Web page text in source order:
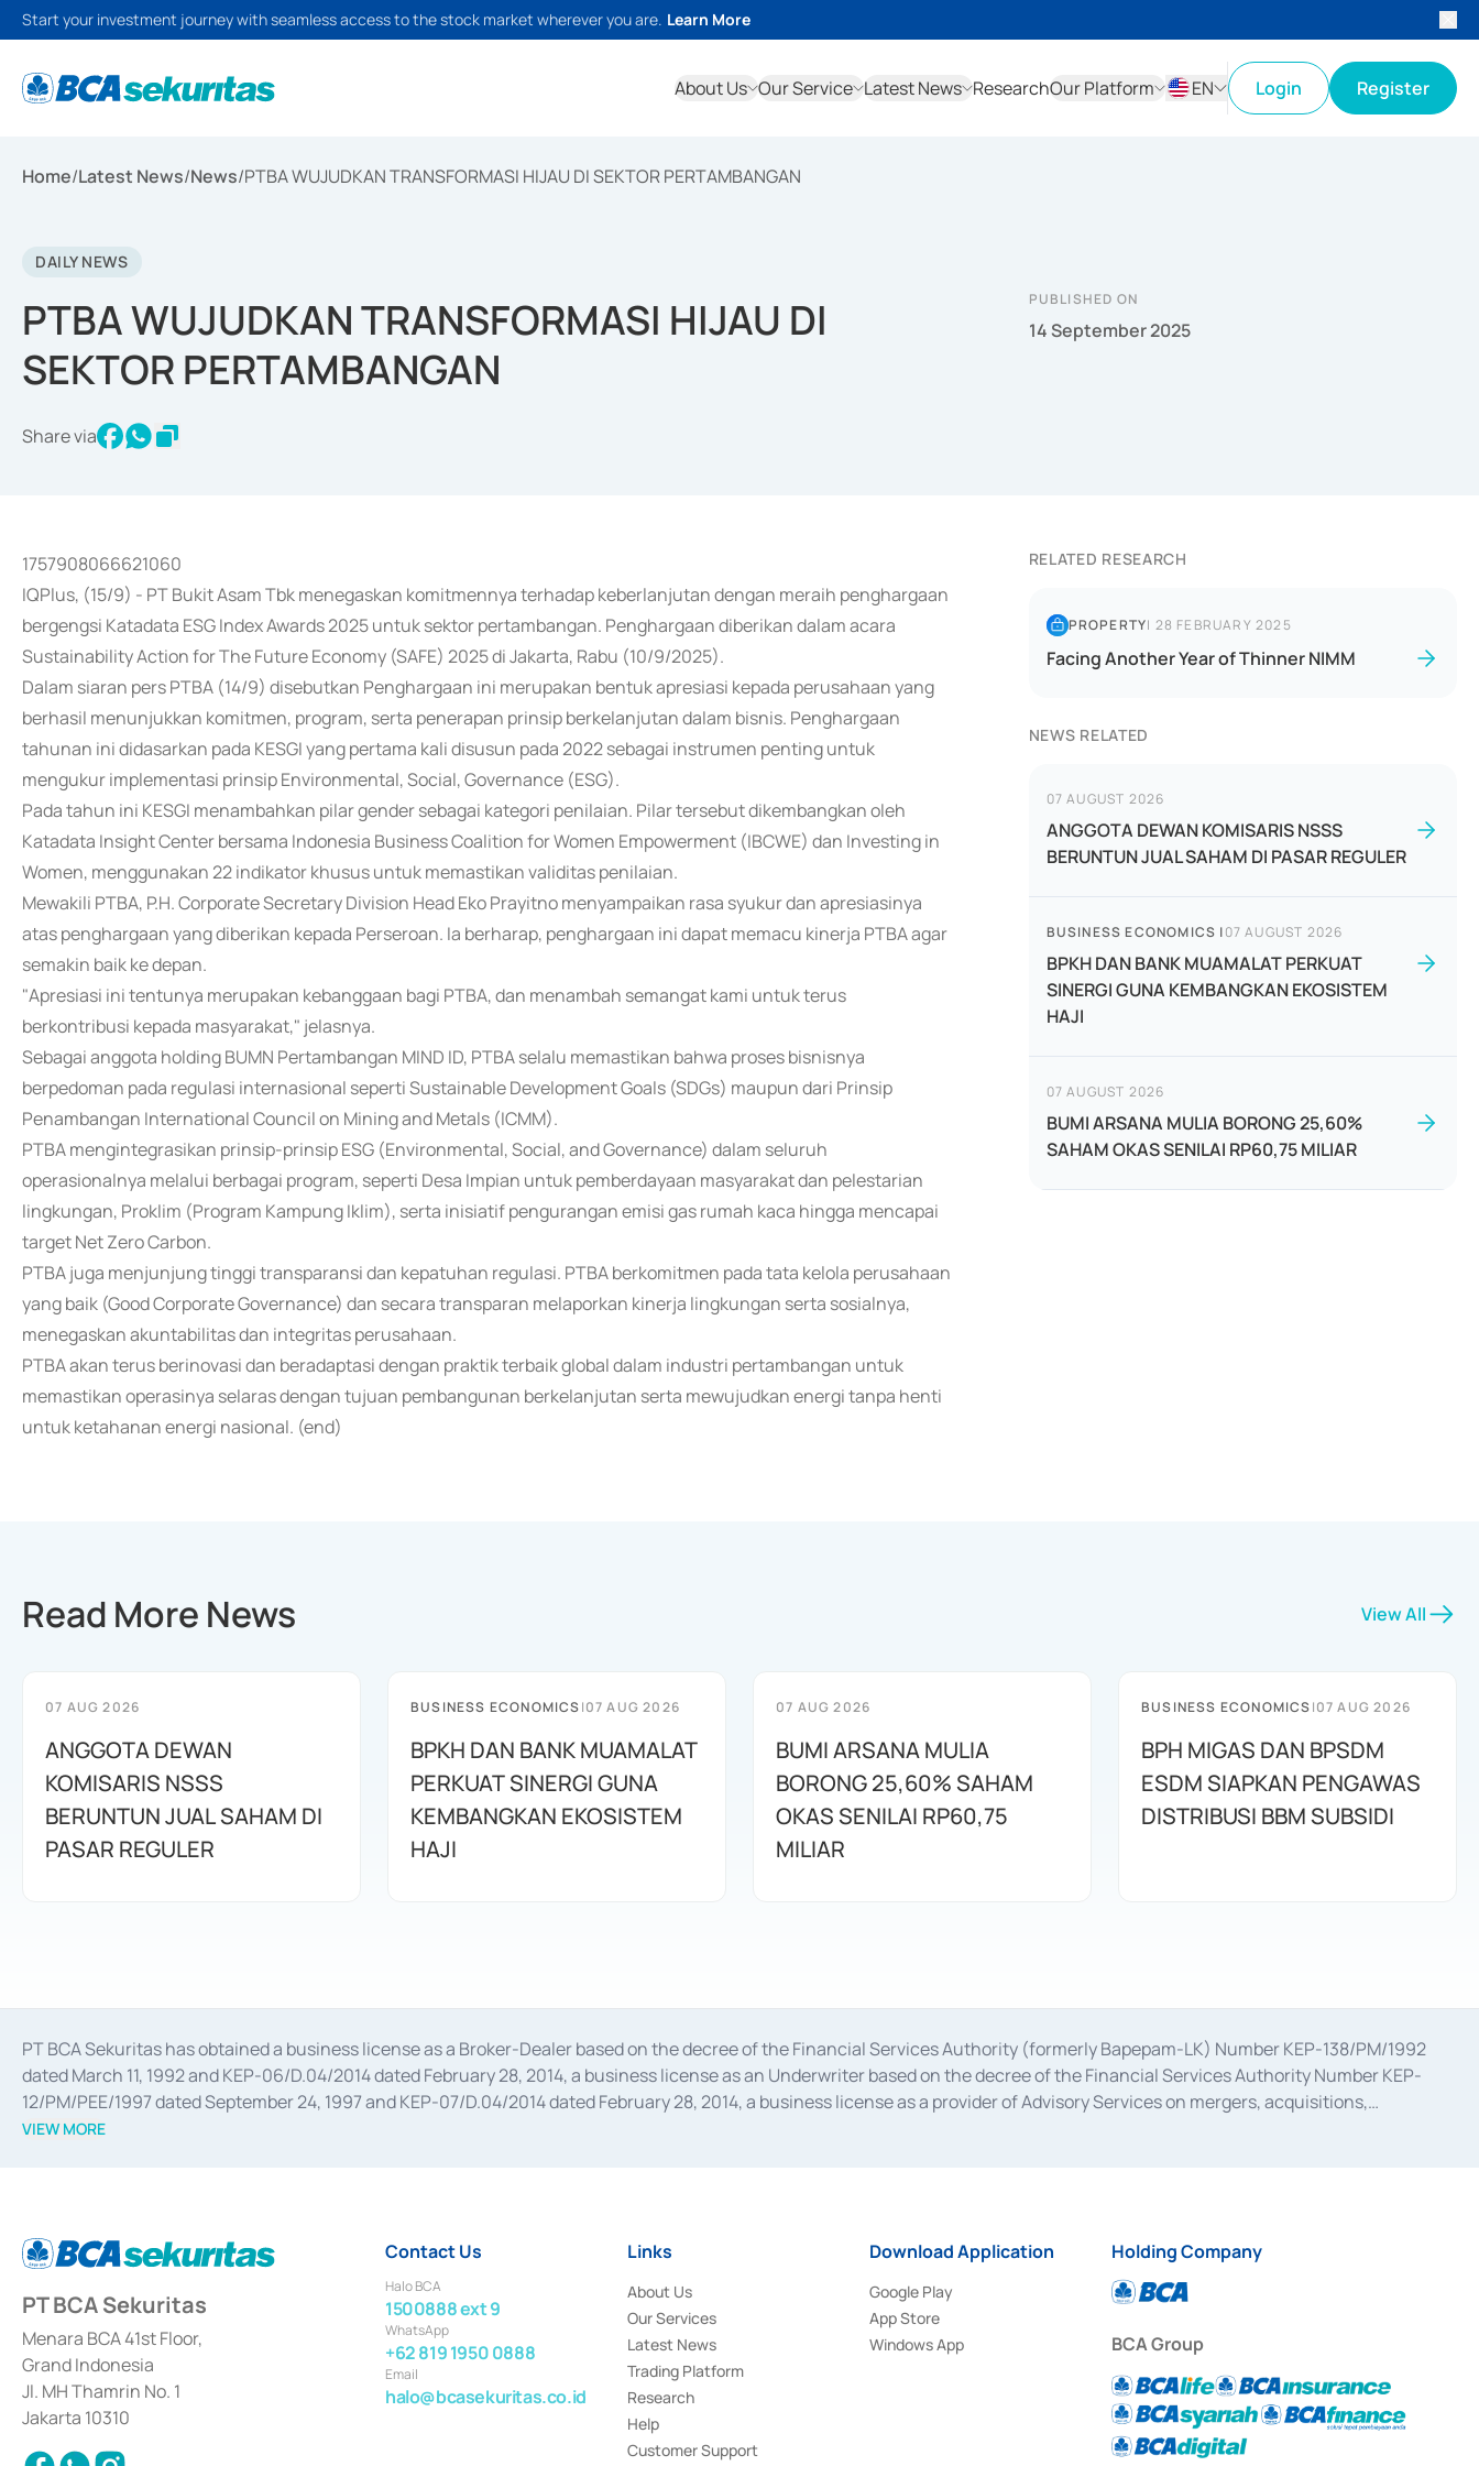
Start your investment journey with seamless access to the stock market wherever you are. Learn More
About Us Our Service Latest News ResearchOur Platform
EN
Login Register
Home/Latest News/News/PTBA WUJUDKAN TRANSFORMASI HIJAU DI SEKTOR PERTAMBANGAN
DAILY NEWS
PTBA WUJUDKAN TRANSFORMASI HIJAU DI
SEKTOR PERTAMBANGAN
Share via
PUBLISHED ON
14 September 2025
1757908066621060
IQPlus, (15/9) - PT Bukit Asam Tbk menegaskan komitmennya terhadap keberlanjutan dengan meraih penghargaan
bergengsi Katadata ESG Index Awards 2025 untuk sektor pertambangan. Penghargaan diberikan dalam acara
Sustainability Action for The Future Economy (SAFE) 2025 di Jakarta, Rabu (10/9/2025).
Dalam siaran pers PTBA (14/9) disebutkan Penghargaan ini merupakan bentuk apresiasi kepada perusahaan yang
berhasil menunjukkan komitmen, program, serta penerapan prinsip berkelanjutan dalam bisnis. Penghargaan
tahunan ini didasarkan pada KESGI yang pertama kali disusun pada 2022 sebagai instrumen penting untuk
mengukur implementasi prinsip Environmental, Social, Governance (ESG).
Pada tahun ini KESGI menambahkan pilar gender sebagai kategori penilaian. Pilar tersebut dikembangkan oleh
Katadata Insight Center bersama Indonesia Business Coalition for Women Empowerment (IBCWE) dan Investing in
Women, menggunakan 22 indikator khusus untuk memastikan validitas penilaian.
Mewakili PTBA, P.H. Corporate Secretary Division Head Eko Prayitno menyampaikan rasa syukur dan apresiasinya
atas penghargaan yang diberikan kepada Perseroan. Ia berharap, penghargaan ini dapat memacu kinerja PTBA agar
semakin baik ke depan.
"Apresiasi ini tentunya merupakan kebanggaan bagi PTBA, dan menambah semangat kami untuk terus
berkontribusi kepada masyarakat," jelasnya.
Sebagai anggota holding BUMN Pertambangan MIND ID, PTBA selalu memastikan bahwa proses bisnisnya
berpedoman pada regulasi internasional seperti Sustainable Development Goals (SDGs) maupun dari Prinsip
Penambangan International Council on Mining and Metals (ICMM).
PTBA mengintegrasikan prinsip-prinsip ESG (Environmental, Social, and Governance) dalam seluruh
operasionalnya melalui berbagai program, seperti Desa Impian untuk pemberdayaan masyarakat dan pelestarian
lingkungan, Proklim (Program Kampung Iklim), serta inisiatif pengurangan emisi gas rumah kaca hingga mencapai
target Net Zero Carbon.
PTBA juga menjunjung tinggi transparansi dan kepatuhan regulasi. PTBA berkomitmen pada tata kelola perusahaan
yang baik (Good Corporate Governance) dan secara transparan melaporkan kinerja lingkungan serta sosialnya,
menegaskan akuntabilitas dan integritas perusahaan.
PTBA akan terus berinovasi dan beradaptasi dengan praktik terbaik global dalam industri pertambangan untuk
memastikan operasinya selaras dengan tujuan pembangunan berkelanjutan serta mewujudkan energi tanpa henti
untuk ketahanan energi nasional. (end)
RELATED RESEARCH
PROPERTY| 28 FEBRUARY 2025
Facing Another Year of Thinner NIMM
NEWS RELATED
07 AUGUST 2026
ANGGOTA DEWAN KOMISARIS NSSS
BERUNTUN JUAL SAHAM DI PASAR REGULER
BUSINESS ECONOMICS |07 AUGUST 2026
BPKH DAN BANK MUAMALAT PERKUAT
SINERGI GUNA KEMBANGKAN EKOSISTEM
HAJI
07 AUGUST 2026
BUMI ARSANA MULIA BORONG 25,60%
SAHAM OKAS SENILAI RP60,75 MILIAR
Read More News View All
07 AUG 2026
ANGGOTA DEWAN
KOMISARIS NSSS
BERUNTUN JUAL SAHAM DI
PASAR REGULER
BUSINESS ECONOMICS|07 AUG 2026
BPKH DAN BANK MUAMALAT
PERKUAT SINERGI GUNA
KEMBANGKAN EKOSISTEM
HAJI
07 AUG 2026
BUMI ARSANA MULIA
BORONG 25,60% SAHAM
OKAS SENILAI RP60,75
MILIAR
BUSINESS ECONOMICS|07 AUG 2026
BPH MIGAS DAN BPSDM
ESDM SIAPKAN PENGAWAS
DISTRIBUSI BBM SUBSIDI
PT BCA Sekuritas has obtained a business license as a Broker-Dealer based on the decree of the Financial Services Authority (formerly Bapepam-LK) Number KEP-138/PM/1992
dated March 11, 1992 and KEP-06/D.04/2014 dated February 28, 2014, a business license as an Underwriter based on the decree of the Financial Services Authority Number KEP-
12/PM/PEE/1997 dated September 24, 1997 and KEP-07/D.04/2014 dated February 28, 2014, a business license as a provider of Advisory Services on mergers, acquisitions,
divestments, and joint ventures based on the decree of the Financial Services Authority Number S-67/PM.21/2014 dated February 28, 2014, a business license as a provider of
Settlement of Commercial Paper Transactions whose license was issued in 2018.
VIEW MORE
PT BCA Sekuritas
Menara BCA 41st Floor,
Grand Indonesia
Jl. MH Thamrin No. 1
Jakarta 10310
Contact Us
Halo BCA
1500888 ext 9
WhatsApp
+62 819 1950 0888
Email
halo@bcasekuritas.co.id
Links
About Us
Our Services
Latest News
Trading Platform
Research
Help
Customer Support
Download Application
Google Play
App Store
Windows App
Holding Company
BCA Group